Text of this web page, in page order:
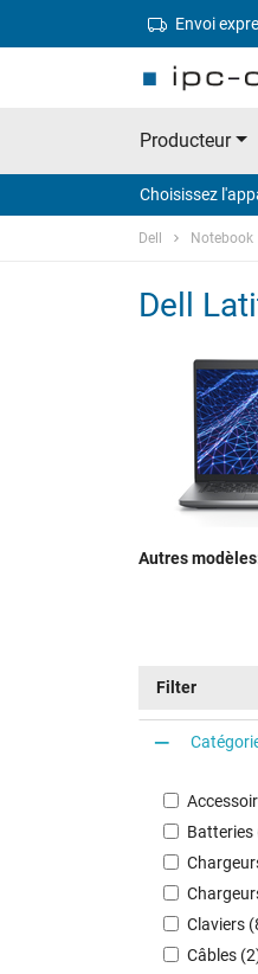
Envoi
Producteur
Choisissez
Dell Notebook
Dell
Autres
Filter
Batteries
Claviers
Câbles